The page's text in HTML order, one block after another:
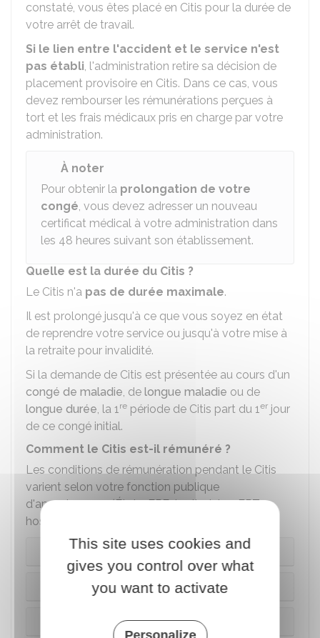
constaté, vous êtes placé en Citis pour la durée de
votre arrêt de travail.
Si le lien entre l'accident et le service n'est
pas établi, l'administration retire sa décision de
placement provisoire en Citis. Dans ce cas, vous
devez rembourser les rémunérations perçues à
tort et les frais médicaux pris en charge par votre
administration.
À noter
Pour obtenir la prolongation de votre
congé, vous devez adresser un nouveau
certificat médical à votre administration dans
les 48 heures suivant son établissement.
Quelle est la durée du Citis ?
Le Citis n'a pas de durée maximale.
Il est prolongé jusqu'à ce que vous soyez en état
de reprendre votre service ou jusqu'à votre mise à
la retraite pour invalidité.
Si la demande de Citis est présentée au cours d'un
congé de maladie, de longue maladie ou de
longue durée, la 1re période de Citis part du 1er jour
de ce congé initial.
Comment le Citis est-il rémunéré ?
Les conditions de rémunération pendant le Citis
varient selon votre fonction publique
d'appartenance (État - FPE, territoriale - FPT,
hospitalière - FPH).
FPE
FPT
FPH
This site uses cookies and
gives you control over what
you want to activate
Personalize